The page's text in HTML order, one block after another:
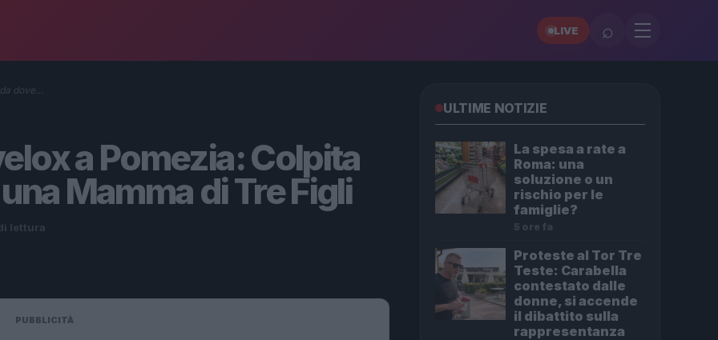
LIVE ⌕
dove…
a Pomezia: Colpita
Mamma di Tre Figli
lettura
PUBBLICITÀ
ULTIME NOTIZIE
La spesa a rate a
Roma: una
soluzione o un
rischio per le
famiglie?
5 ore fa
Proteste al Tor Tre
Teste: Carabella
contestato dalle
donne, si accende
il dibattito sulla
rappresentanza